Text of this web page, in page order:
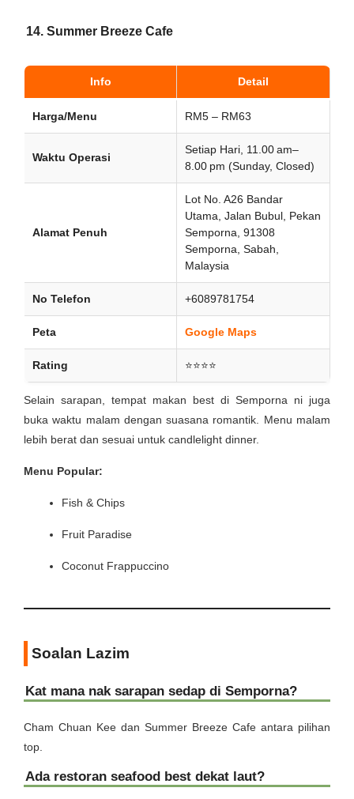
14. Summer Breeze Cafe
Info Detail
Harga/Menu RM5 – RM63
Waktu Operasi
Setiap Hari, 11.00 am–
8.00 pm (Sunday, Closed)
Alamat Penuh
Lot No. A26 Bandar
Utama, Jalan Bubul, Pekan
Semporna, 91308
Semporna, Sabah,
Malaysia
No Telefon +6089781754
Peta Google Maps
Rating ⭐⭐⭐⭐
Selain sarapan, tempat makan best di Semporna ni juga
buka waktu malam dengan suasana romantik. Menu malam
lebih berat dan sesuai untuk candlelight dinner.
Menu Popular:
Fish & Chips
Fruit Paradise
Coconut Frappuccino
Soalan Lazim
Kat mana nak sarapan sedap di Semporna?
Cham Chuan Kee dan Summer Breeze Cafe antara pilihan
top.
Ada restoran seafood best dekat laut?